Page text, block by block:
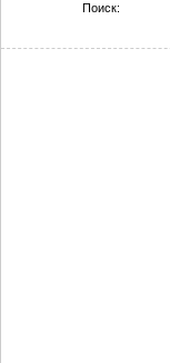
Поиск: